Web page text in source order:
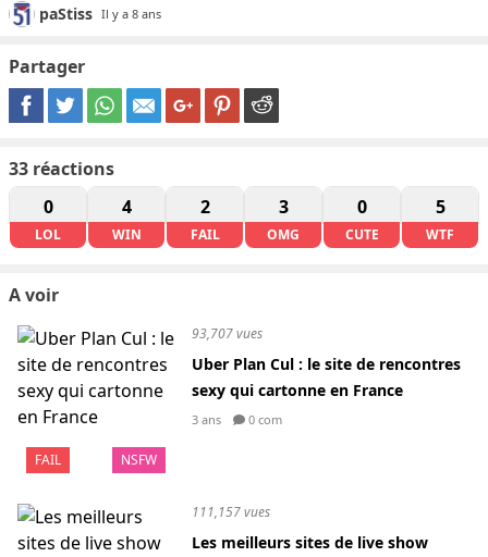
paStiss Il y a 8 ans
Partager
33 réactions
0
LOL
4
WIN
2
FAIL
3
OMG
0
CUTE
5
WTF
A voir
FAIL NSFW
93,707 vues
Uber Plan Cul : le site de rencontres
sexy qui cartonne en France
3 ans 0 com
111,157 vues
Les meilleurs sites de live show